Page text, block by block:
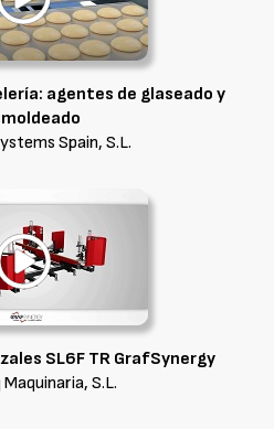
agentes de glaseado y
Spain, S.L.
SL6F TR GrafSynergy
S.L.